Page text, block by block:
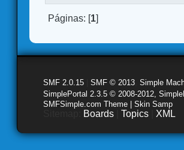
Páginas: [1]
SMF 2.0.15 SMF © 2013 Simple
SimplePortal 2.3.5 © 2008-2012,
SMFSimple.com Theme | Skin Samp
Boards Topics XML